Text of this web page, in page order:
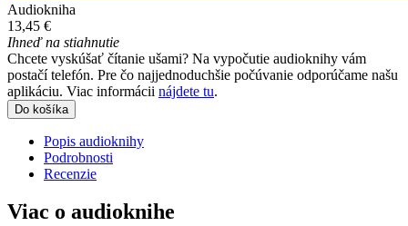
Audiokniha
13,45 €
Ihneď na stiahnutie
Chcete vyskúšať čítanie ušami? Na vypočutie audioknihy vám
postačí telefón. Pre čo najjednoduchšie počúvanie odporúčame našu
aplikáciu. Viac informácii nájdete tu.
Do košíka
Popis audioknihy
Podrobnosti
Recenzie
Viac o audioknihe